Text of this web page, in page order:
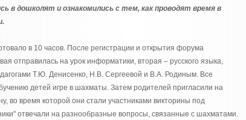
в дошколят и ознакомились с тем, как проводят время в
в 10 часов. После регистрации и открытия форума
отправилась на урок информатики, вторая – русского языка,
Т.Ю. Денисенко, Н.В. Сергеевой и В.А. Родиным. Все
детей игре в шахматы. Затем родителей пригласили на
во время которой они стали участниками викторины под
отвечали на разнообразные вопросы, связанные с шахматами.